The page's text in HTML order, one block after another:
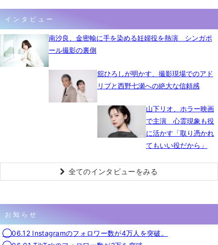
インタビュー
南沙良、金密輸に手を染める妊婦役を熱演 シンガポ
ール撮影の裏側
舘ひろしが明かす、撮影現場でのアド
リブと西野七瀬への絶大な信頼感
山下リオ、ホラー映画
で主演 心霊現象も役
に活かす「取り憑かれ
てもいい役だから」
全てのインタビューをみる
お知らせ
◯06.12 Instagramのフォロワー数が4万人を突破。